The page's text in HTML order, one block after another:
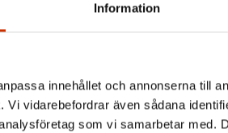
Information
innehållet och annonserna till
vidarebefordrar även sådana
som vi samarbetar med.
av måttstocken kan kvaliteten på
utan undantag svarat att